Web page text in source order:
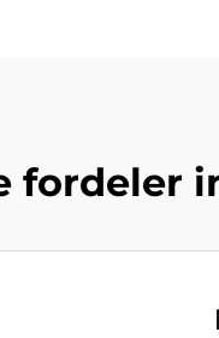
fordeler